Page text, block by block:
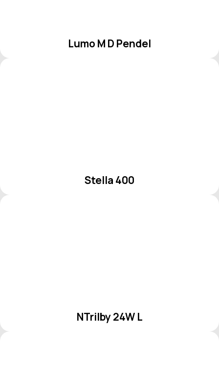
Lumo M D Pendel
Stella 400
NTrilby 24W L